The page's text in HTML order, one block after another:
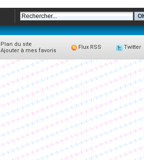
Plan du site
Ajouter à mes favoris
Flux RSS Twitter